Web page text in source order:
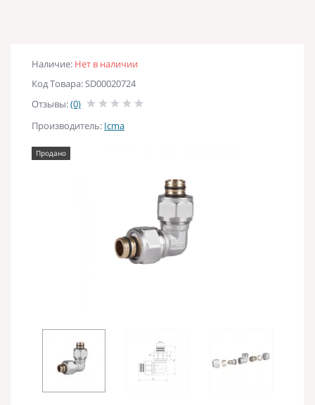
Наличие: Нет в наличии
Код Товара: SD00020724
Отзывы:(0)
Производитель: Icma
Продано